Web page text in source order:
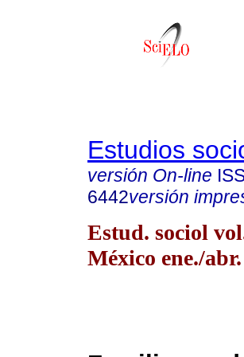
Estudios
versión On-line
6442versión
Estud. sociol
México ene./